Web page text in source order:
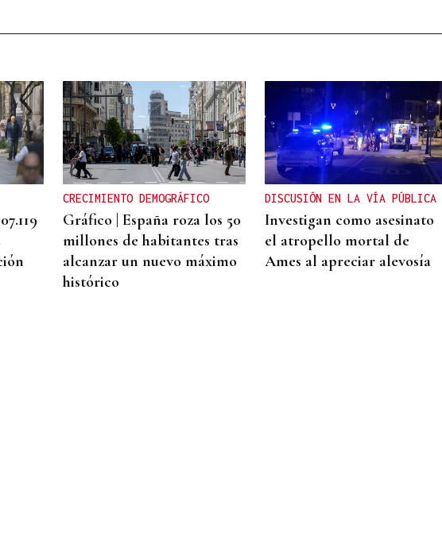
CRECIMIENTO DEMOGRÁFICO
Gráfico | España roza los 50
millones de habitantes tras
alcanzar un nuevo máximo
histórico
DISCUSIÓN EN LA VÍA PÚBLICA
Investigan como asesinato
el atropello mortal de
Ames al apreciar alevosía